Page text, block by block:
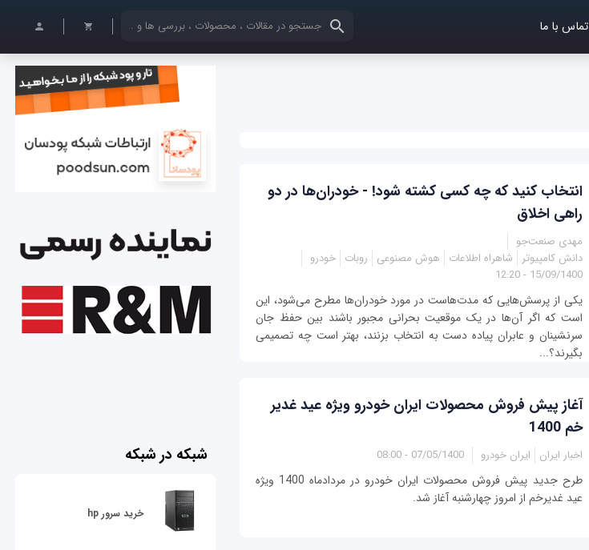
تماس با ما کلمات کلیدی خود را وارد کنید
انتخاب کنید که چه کسی کشته شود! - خودران‌ها در دو
راهی اخلاق
مهدی صنعت‌جو
دانش کامپیوتر
شاهراه اطلاعات هوش مصنوعی روبات خودرو
15/09/1400 - 12:20
یکی از پرسش‌هایی که مدت‌هاست در مورد خودران‌ها مطرح می‌شود، این
است که اگر آن‌ها در یک موقعیت بحرانی مجبور باشند بین حفظ جان
سرنشینان و عابران پیاده دست به انتخاب بزنند، بهتر است چه تصمیمی
بگیرند؟...
آغاز پیش فروش محصولات ایران خودرو ویژه عید غدیر
خم 1400
اخبار ایران ایران خودرو 07/05/1400 - 08:00
طرح جدید پیش فروش محصولات ایران خودرو در مردادماه 1400 ویژه
عید غدیرخم از امروز چهارشنبه آغاز شد.
شبکه در شبکه
خرید سرور hp